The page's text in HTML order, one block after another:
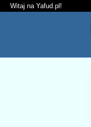
Witaj na Yafud.pl!